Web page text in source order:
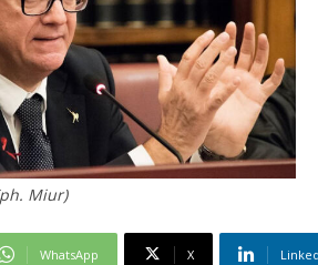
Miur)
WhatsApp X